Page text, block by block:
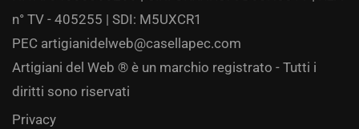
n° TV - 405255 | SDI: M5UXCR1
PEC artigianidelweb@casellapec.com
Artigiani del Web ® è un marchio registrato - Tutti i
diritti sono riservati
Privacy